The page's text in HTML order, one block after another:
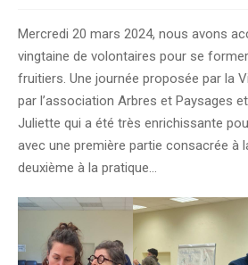
Mercredi 20 mars 2024, nous avons
vingtaine de volontaires pour se
fruitiers. Une journée proposée par la
par l’association Arbres et Paysages
Juliette qui a été très enrichissante
avec une première partie consacrée à
deuxième à la pratique…